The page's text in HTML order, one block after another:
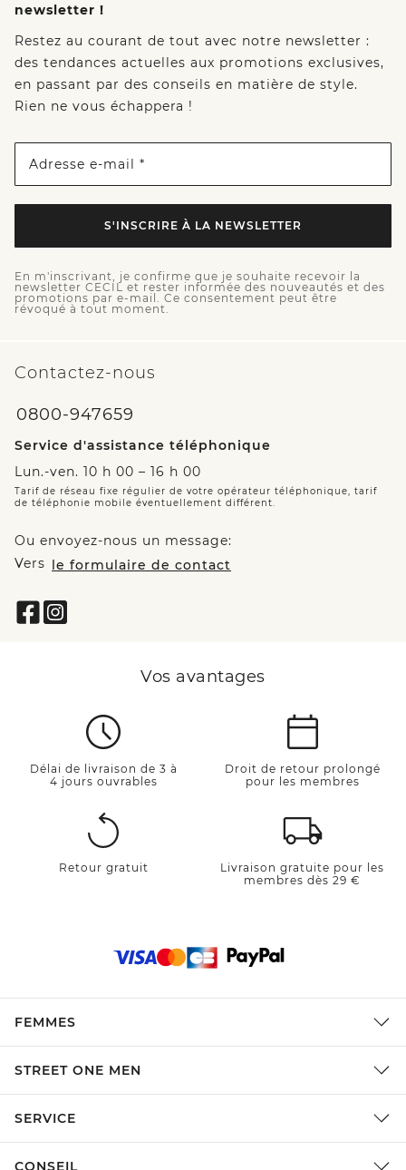
newsletter !
Restez au courant de tout avec notre newsletter :
des tendances actuelles aux promotions exclusives,
en passant par des conseils en matière de style.
Rien ne vous échappera !
Adresse e-mail *
S'INSCRIRE À LA NEWSLETTER
En m'inscrivant, je confirme que je souhaite recevoir la
newsletter CECIL et rester informée des nouveautés et des
promotions par e-mail. Ce consentement peut être
révoqué à tout moment.
Contactez-nous
0800-947659
Service d'assistance téléphonique
Lun.-ven. 10 h 00 – 16 h 00
Tarif de réseau fixe régulier de votre opérateur téléphonique, tarif
de téléphonie mobile éventuellement différent.
Ou envoyez-nous un message:
Vers le formulaire de contact
Vos avantages
Délai de livraison de 3 à
4 jours ouvrables
Droit de retour prolongé
pour les membres
Retour gratuit
Livraison gratuite pour les
membres dès 29 €
FEMMES
STREET ONE MEN
SERVICE
CONSEIL